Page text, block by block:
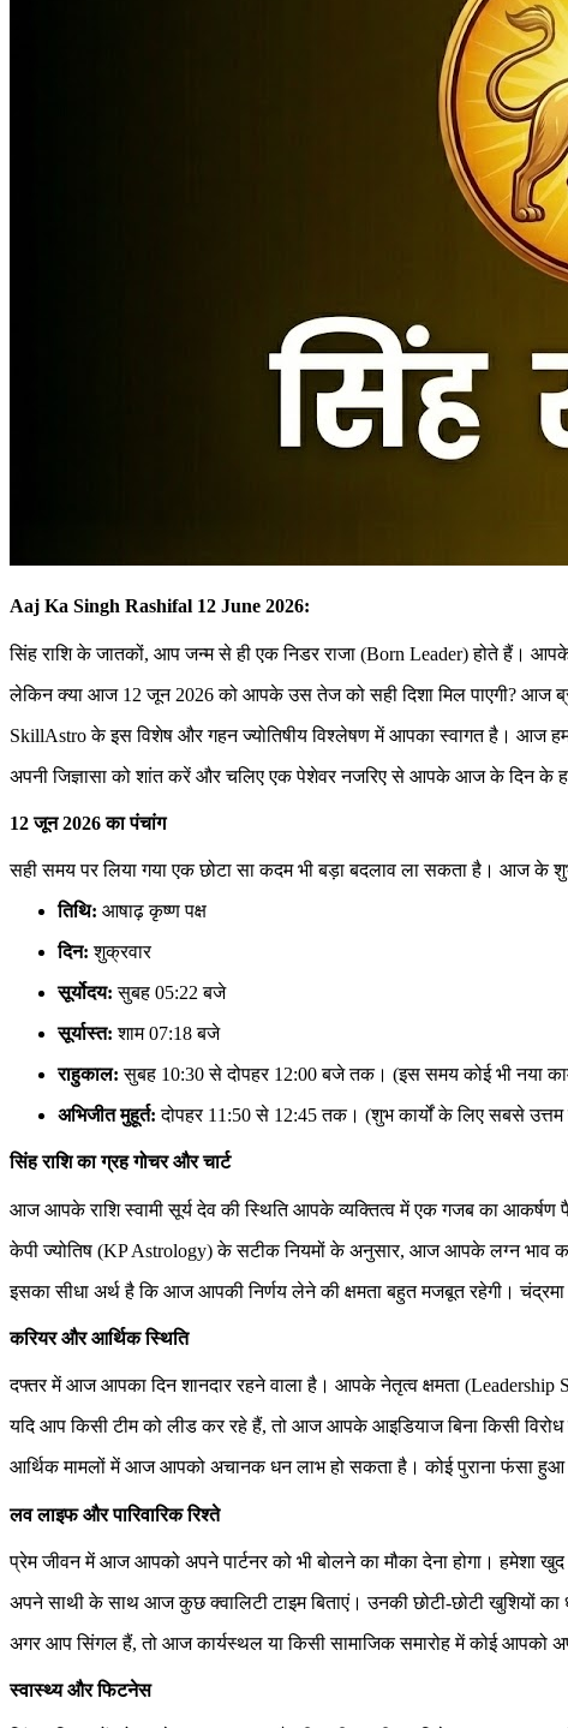
Aaj Ka Singh Rashifal 12 June 2026:
सिंह राशि के जातकों, आप जन्म से ही एक निडर राजा (Born Leader) होते हैं।
लेकिन क्या आज 12 जून 2026 को आपके उस तेज को सही दिशा मिल पाएगी? आज
SkillAstro के इस विशेष और गहन ज्योतिषीय विश्लेषण में आपका स्वागत है। आज
अपनी जिज्ञासा को शांत करें और चलिए एक पेशेवर नजरिए से आपके आज के दिन के
12 जून 2026 का पंचांग
सही समय पर लिया गया एक छोटा सा कदम भी बड़ा बदलाव ला सकता है। आज के
तिथि: आषाढ़ कृष्ण पक्ष
दिन: शुक्रवार
सूर्योदय: सुबह 05:22 बजे
सूर्यास्त: शाम 07:18 बजे
राहुकाल: सुबह 10:30 से दोपहर 12:00 बजे तक। (इस समय कोई भी नया
अभिजीत मुहूर्त: दोपहर 11:50 से 12:45 तक। (शुभ कार्यों के लिए सबसे
सिंह राशि का ग्रह गोचर और चार्ट
आज आपके राशि स्वामी सूर्य देव की स्थिति आपके व्यक्तित्व में एक गजब का आकर्षण
केपी ज्योतिष (KP Astrology) के सटीक नियमों के अनुसार, आज आपके लग्न भाव
इसका सीधा अर्थ है कि आज आपकी निर्णय लेने की क्षमता बहुत मजबूत रहेगी।
करियर और आर्थिक स्थिति
दफ्तर में आज आपका दिन शानदार रहने वाला है। आपके नेतृत्व क्षमता (Leadership
यदि आप किसी टीम को लीड कर रहे हैं, तो आज आपके आइडियाज बिना किसी
आर्थिक मामलों में आज आपको अचानक धन लाभ हो सकता है। कोई पुराना फंसा
लव लाइफ और पारिवारिक रिश्ते
प्रेम जीवन में आज आपको अपने पार्टनर को भी बोलने का मौका देना होगा। हमेशा
अपने साथी के साथ आज कुछ क्वालिटी टाइम बिताएं। उनकी छोटी-छोटी खुशियों का
अगर आप सिंगल हैं, तो आज कार्यस्थल या किसी सामाजिक समारोह में कोई आपको
स्वास्थ्य और फिटनेस